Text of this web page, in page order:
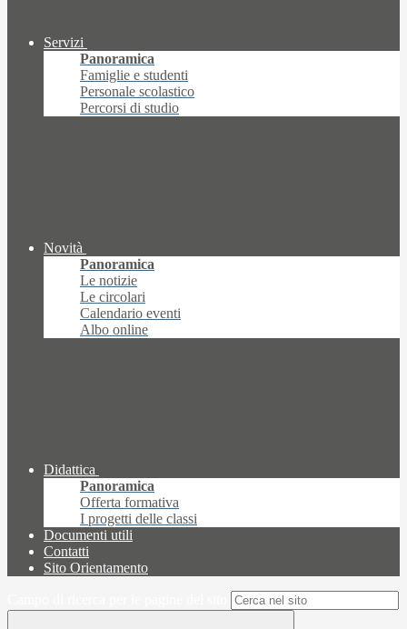
Servizi
Panoramica
Famiglie e studenti
Personale scolastico
Percorsi di studio
Novità
Panoramica
Le notizie
Le circolari
Calendario eventi
Albo online
Didattica
Panoramica
Offerta formativa
I progetti delle classi
Documenti utili
Contatti
Sito Orientamento